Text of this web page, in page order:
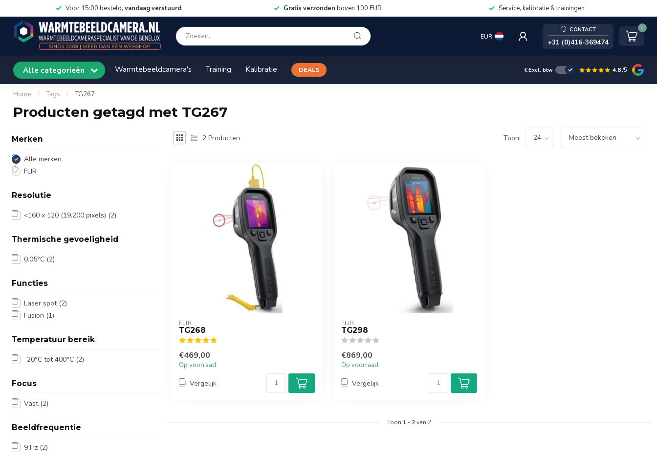
Voor 15:00 besteld, vandaag verstuurd Gratis verzonden boven 100 EUR Service, kalibratie & trainingen
EUR
CONTACT
+31 (0)416-369474
0
Alle categorieën Warmtebeeldcamera's Training Kalibratie DEALS €Excl. btw 4.8/5
Home / Tags / TG267
Producten getagd met TG267
Merken
Alle merken
FLIR
Resolutie
<160 x 120 (19.200 pixels) (2)
Thermische gevoeligheid
0.05°C (2)
Functies
Laser spot (2)
Fusion (1)
Temperatuur bereik
-20°C tot 400°C (2)
Focus
Vast (2)
Beeldfrequentie
9 Hz (2)
2 Producten Toon:
FLIR
TG268
€469,00
Op voorraad
Vergelijk
FLIR
TG298
€869,00
Op voorraad
Vergelijk
Toon 1 - 2van 2